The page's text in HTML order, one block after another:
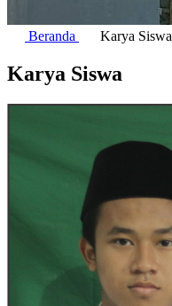
Beranda Karya Siswa
Karya Siswa